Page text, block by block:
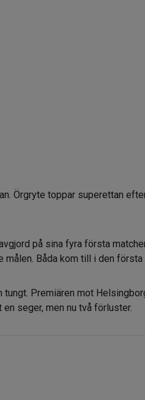
Örgryte toppar superettan
på sina fyra första
målen. Båda kom till i den första
tungt. Premiären mot
seger, men nu två förluster.